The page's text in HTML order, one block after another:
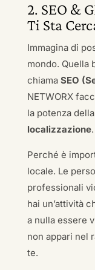
2. SEO &
Ti Sta
Immagina di
mondo. Quella
chiama SEO
NETWORX
la potenza
localizzazione.
Perché è
locale. Le
professionali
hai un’attività
a nulla essere
non appari nel
te.